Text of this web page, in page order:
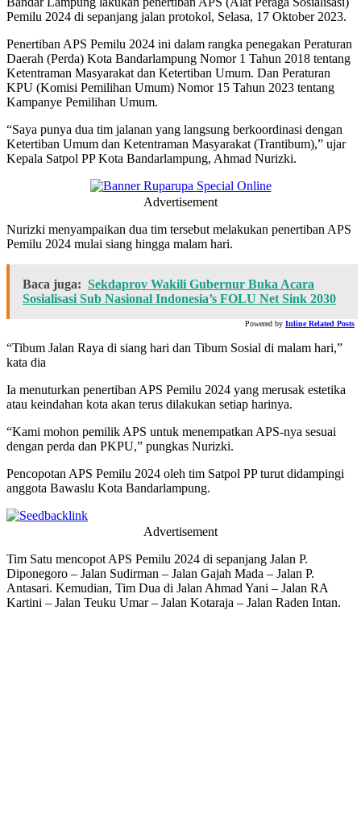
Pemilu 2024 di sepanjang jalan protokol, Selasa, 17 Oktober 2023.
Penertiban APS Pemilu 2024 ini dalam rangka penegakan Peraturan
Daerah (Perda) Kota Bandarlampung Nomor 1 Tahun 2018 tentang
Ketentraman Masyarakat dan Ketertiban Umum. Dan Peraturan
KPU (Komisi Pemilihan Umum) Nomor 15 Tahun 2023 tentang
Kampanye Pemilihan Umum.
“Saya punya dua tim jalanan yang langsung berkoordinasi dengan
Ketertiban Umum dan Ketentraman Masyarakat (Trantibum),” ujar
Kepala Satpol PP Kota Bandarlampung, Ahmad Nurizki.
Advertisement
Nurizki menyampaikan dua tim tersebut melakukan penertiban APS
Pemilu 2024 mulai siang hingga malam hari.
Baca juga: Sekdaprov Wakili Gubernur Buka Acara
Sosialisasi Sub Nasional Indonesia’s FOLU Net Sink 2030
Powered by Inline Related Posts
“Tibum Jalan Raya di siang hari dan Tibum Sosial di malam hari,”
kata dia
Ia menuturkan penertiban APS Pemilu 2024 yang merusak estetika
atau keindahan kota akan terus dilakukan setiap harinya.
“Kami mohon pemilik APS untuk menempatkan APS-nya sesuai
dengan perda dan PKPU,” pungkas Nurizki.
Pencopotan APS Pemilu 2024 oleh tim Satpol PP turut didampingi
anggota Bawaslu Kota Bandarlampung.
Advertisement
Tim Satu mencopot APS Pemilu 2024 di sepanjang Jalan P.
Diponegoro – Jalan Sudirman – Jalan Gajah Mada – Jalan P.
Antasari. Kemudian, Tim Dua di Jalan Ahmad Yani – Jalan RA
Kartini – Jalan Teuku Umar – Jalan Kotaraja – Jalan Raden Intan.